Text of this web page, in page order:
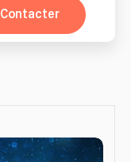
Contacter